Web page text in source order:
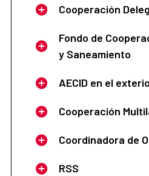
Cooperación
Fondo de
y Saneamiento
AECID en el
Cooperación
Coordinadora de
RSS